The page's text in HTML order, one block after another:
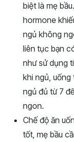
biệt là mẹ
hormone
ngủ không
liên tục bạn
như sử dụng
khi ngủ,
ngủ đủ từ 7
ngon.
Chế độ ăn
tốt, mẹ bầu